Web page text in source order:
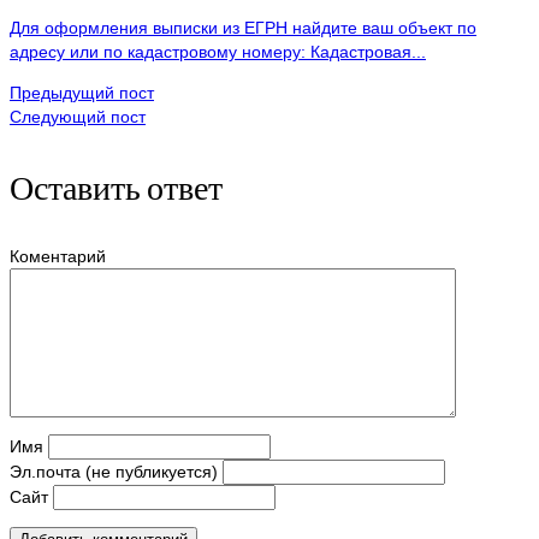
Для оформления выписки из ЕГРН найдите ваш объект по
адресу или по кадастровому номеру: Кадастровая...
Предыдущий пост
Следующий пост
Оставить ответ
Коментарий
Имя
Эл.почта (не публикуется)
Сайт